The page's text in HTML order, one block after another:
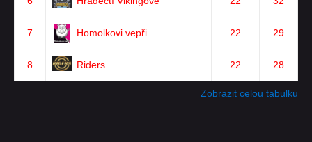
7 Homolkovi vepři 22 29
8 Riders 22 28
Zobrazit celou tabulku